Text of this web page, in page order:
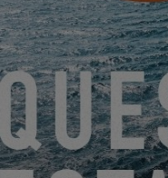
Il trattamento della
dei dati personali
modulo al